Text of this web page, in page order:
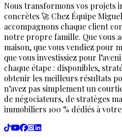
Nous transformons vos projets
concrètes 🚀 Chez Équipe
accompagnons chaque client
notre propre famille. Que vous
maison, que vous vendiez pour
que vous investissiez pour
chaque étape : disponibles,
obtenir les meilleurs résultats
n’avez pas simplement un
de négociateurs, de stratèges
immobiliers 100 % dédiés à votre